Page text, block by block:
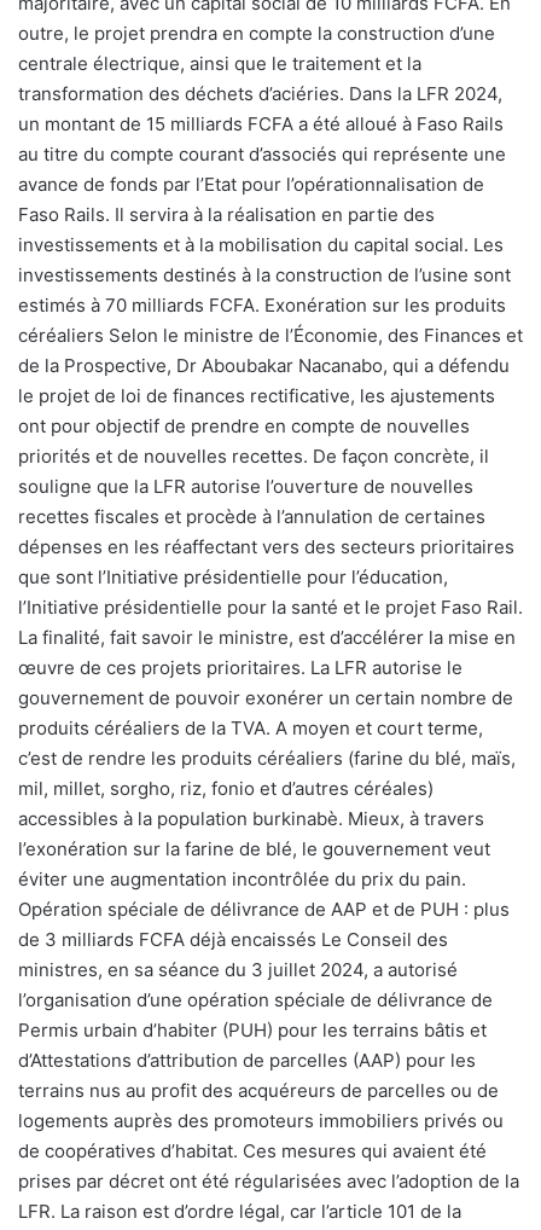
outre, le projet prendra en compte la construction d’une
centrale électrique, ainsi que le traitement et la
transformation des déchets d’aciéries. Dans la LFR 2024,
un montant de 15 milliards FCFA a été alloué à Faso Rails
au titre du compte courant d’associés qui représente une
avance de fonds par l’Etat pour l’opérationnalisation de
Faso Rails. Il servira à la réalisation en partie des
investissements et à la mobilisation du capital social. Les
investissements destinés à la construction de l’usine sont
estimés à 70 milliards FCFA. Exonération sur les produits
céréaliers Selon le ministre de l’Économie, des Finances et
de la Prospective, Dr Aboubakar Nacanabo, qui a défendu
le projet de loi de finances rectificative, les ajustements
ont pour objectif de prendre en compte de nouvelles
priorités et de nouvelles recettes. De façon concrète, il
souligne que la LFR autorise l’ouverture de nouvelles
recettes fiscales et procède à l’annulation de certaines
dépenses en les réaffectant vers des secteurs prioritaires
que sont l’Initiative présidentielle pour l’éducation,
l’Initiative présidentielle pour la santé et le projet Faso Rail.
La finalité, fait savoir le ministre, est d’accélérer la mise en
œuvre de ces projets prioritaires. La LFR autorise le
gouvernement de pouvoir exonérer un certain nombre de
produits céréaliers de la TVA. A moyen et court terme,
c’est de rendre les produits céréaliers (farine du blé, maïs,
mil, millet, sorgho, riz, fonio et d’autres céréales)
accessibles à la population burkinabè. Mieux, à travers
l’exonération sur la farine de blé, le gouvernement veut
éviter une augmentation incontrôlée du prix du pain.
Opération spéciale de délivrance de AAP et de PUH : plus
de 3 milliards FCFA déjà encaissés Le Conseil des
ministres, en sa séance du 3 juillet 2024, a autorisé
l’organisation d’une opération spéciale de délivrance de
Permis urbain d’habiter (PUH) pour les terrains bâtis et
d’Attestations d’attribution de parcelles (AAP) pour les
terrains nus au profit des acquéreurs de parcelles ou de
logements auprès des promoteurs immobiliers privés ou
de coopératives d’habitat. Ces mesures qui avaient été
prises par décret ont été régularisées avec l’adoption de la
LFR. La raison est d’ordre légal, car l’article 101 de la